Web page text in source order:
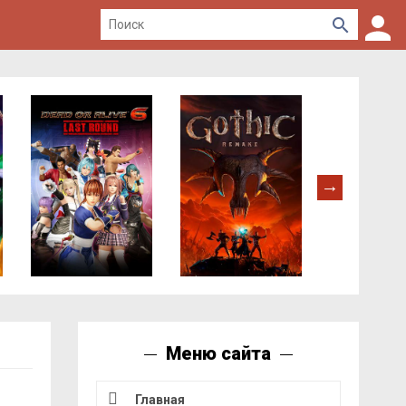
Меню сайта
Главная